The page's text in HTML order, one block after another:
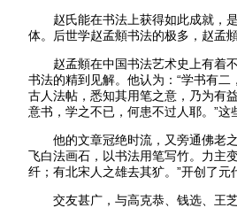
赵氏能在书法上获得如此成就，是
体。后世学赵孟頫书法的极多，赵孟
赵孟頫在中国书法艺术史上有着不
书法的精到见解。他认为：“学书有
古人法帖，悉知其用笔之意，乃为有
意书，学之不已，何患不过人耶。”这
他的文章冠绝时流，又旁通佛老之
飞白法画石，以书法用笔写竹。力主
纤；有北宋人之雄去其犷。”开创了元
交友甚广，与高克恭、钱选、王芝